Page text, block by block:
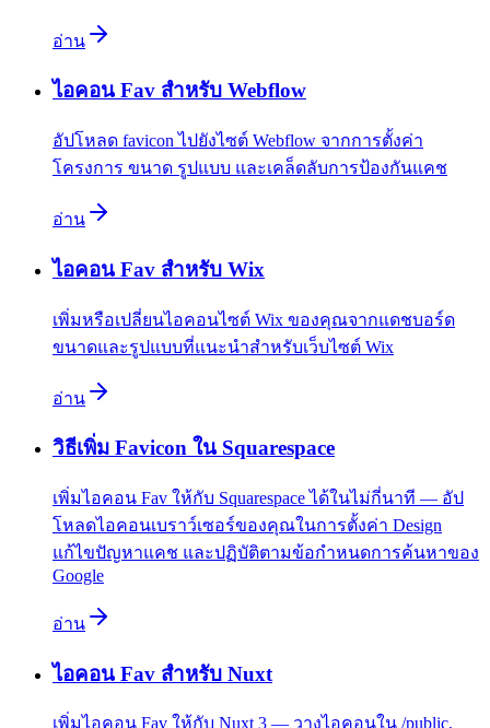
อ่าน
ไอคอน Fav สำหรับ Webflow
อัปโหลด favicon ไปยังไซต์ Webflow จากการตั้งค่า
โครงการ ขนาด รูปแบบ และเคล็ดลับการป้องกันแคช
อ่าน
ไอคอน Fav สำหรับ Wix
เพิ่มหรือเปลี่ยนไอคอนไซต์ Wix ของคุณจากแดชบอร์ด
ขนาดและรูปแบบที่แนะนำสำหรับเว็บไซต์ Wix
อ่าน
วิธีเพิ่ม Favicon ใน Squarespace
เพิ่มไอคอน Fav ให้กับ Squarespace ได้ในไม่กี่นาที — อัป
โหลดไอคอนเบราว์เซอร์ของคุณในการตั้งค่า Design
แก้ไขปัญหาแคช และปฏิบัติตามข้อกำหนดการค้นหาของ
Google
อ่าน
ไอคอน Fav สำหรับ Nuxt
เพิ่มไอคอน Fav ให้กับ Nuxt 3 — วางไอคอนใน /public,